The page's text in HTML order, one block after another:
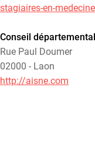
stagiaires-en-
Conseil départemental
Rue Paul Doumer
02000 - Laon
http://aisne.com